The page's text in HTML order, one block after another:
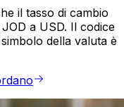
il tasso di cambio
a USD. Il codice
della valuta è